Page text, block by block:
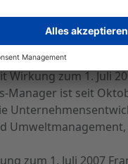
AG und
Governance
zum 1. Juli
Manager ist seit
zum 1. Juli 2007